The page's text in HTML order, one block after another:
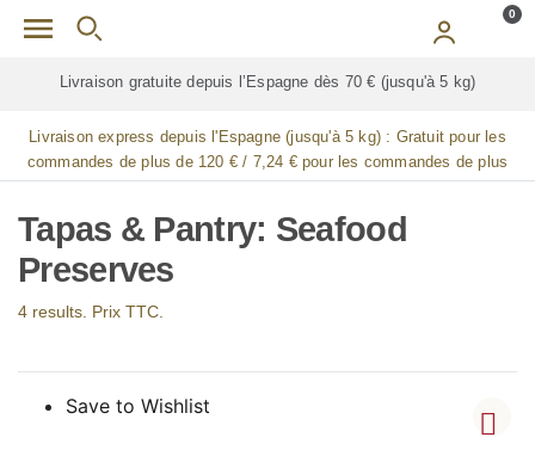
Skip to main content 0
Livraison gratuite depuis l’Espagne dès 70 € (jusqu'à 5 kg)
Livraison express depuis l'Espagne (jusqu'à 5 kg) : Gratuit pour les
commandes de plus de 120 € / 7,24 € pour les commandes de plus
de 90 € / 14,48 € pour les commandes de plus de 60 € / 21,72 € pour
les commandes de plus de 30 €
Tapas & Pantry: Seafood
Preserves
4 results. Prix TTC.
Save to Wishlist